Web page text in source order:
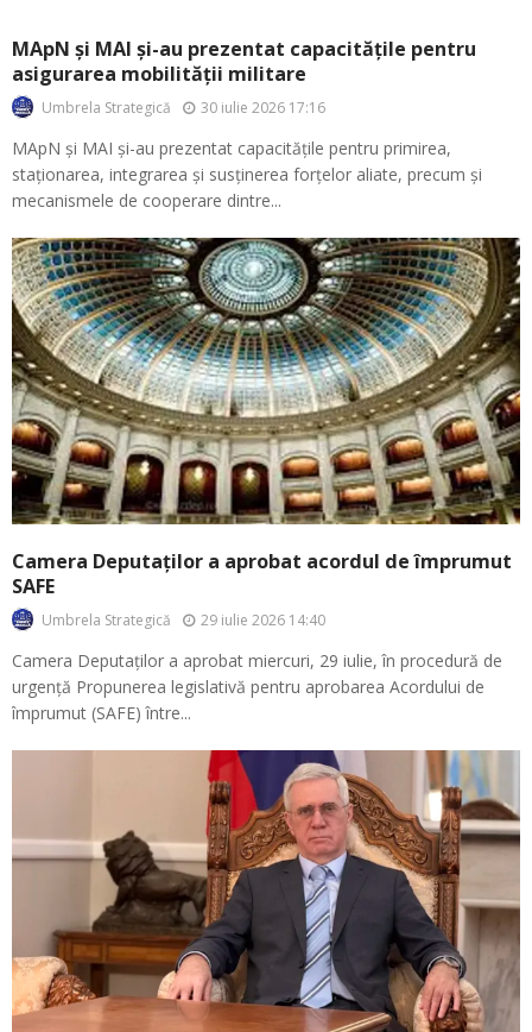
MApN și MAI și-au prezentat capacitățile pentru
asigurarea mobilității militare
Umbrela Strategică 30 iulie 2026 17:16
MApN și MAI și-au prezentat capacitățile pentru primirea,
staționarea, integrarea și susținerea forțelor aliate, precum și
mecanismele de cooperare dintre...
Camera Deputaților a aprobat acordul de împrumut
SAFE
Umbrela Strategică 29 iulie 2026 14:40
Camera Deputaților a aprobat miercuri, 29 iulie, în procedură de
urgență Propunerea legislativă pentru aprobarea Acordului de
împrumut (SAFE) între...